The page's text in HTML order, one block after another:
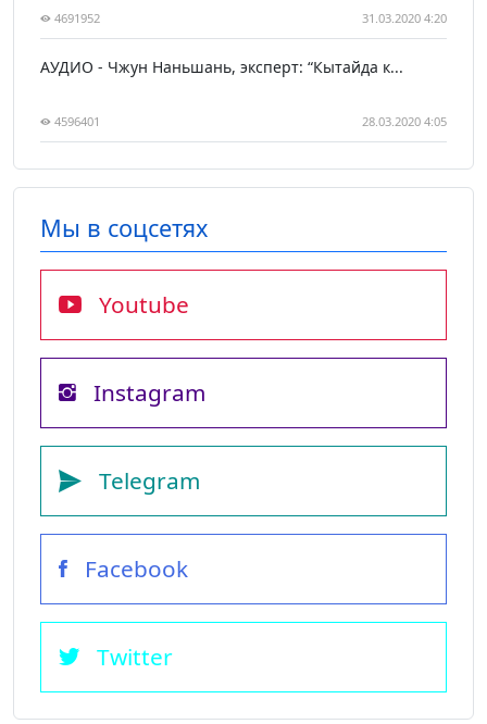
4691952 31.03.2020 4:20
АУДИО - Чжун Наньшань, эксперт: “Кытайда к...
4596401 28.03.2020 4:05
Мы в соцсетях
Youtube
Instagram
Telegram
Facebook
Twitter